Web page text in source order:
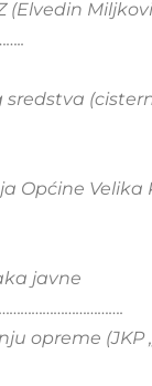
(Elvedin
Općine Velika
javne
opreme (JKP